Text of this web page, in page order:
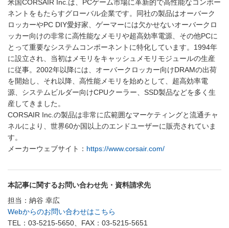
米国CORSAIR Inc.は、PCゲーム市場に革新的で高性能なコンポー
ネントをもたらすグローバル企業です。同社の製品はオーバーク
ロッカーやPC DIY愛好家、ゲーマーには欠かせないオーバークロ
ッカー向けの非常に高性能なメモリや超高効率電源、その他PCに
とって重要なシステムコンポーネントに特化しています。1994年
に設立され、当初はメモリをキャッシュメモリモジュールの生産
に従事。2002年以降には、オーバークロッカー向けDRAMの出荷
を開始し、それ以降、高性能メモリを始めとして、超高効率電
源、システムビルダー向けCPUクーラー、SSD製品などを多く生
産してきました。
CORSAIR Inc.の製品は非常に広範囲なマーケティングと流通チャ
ネルにより、世界60か国以上のエンドユーザーに販売されていま
す。
メーカーウェブサイト： https://www.corsair.com/
本記事に関するお問い合わせ先・資料請求先
担当：納谷 幸広
Webからのお問い合わせはこちら
TEL：03-5215-5650、FAX：03-5215-5651